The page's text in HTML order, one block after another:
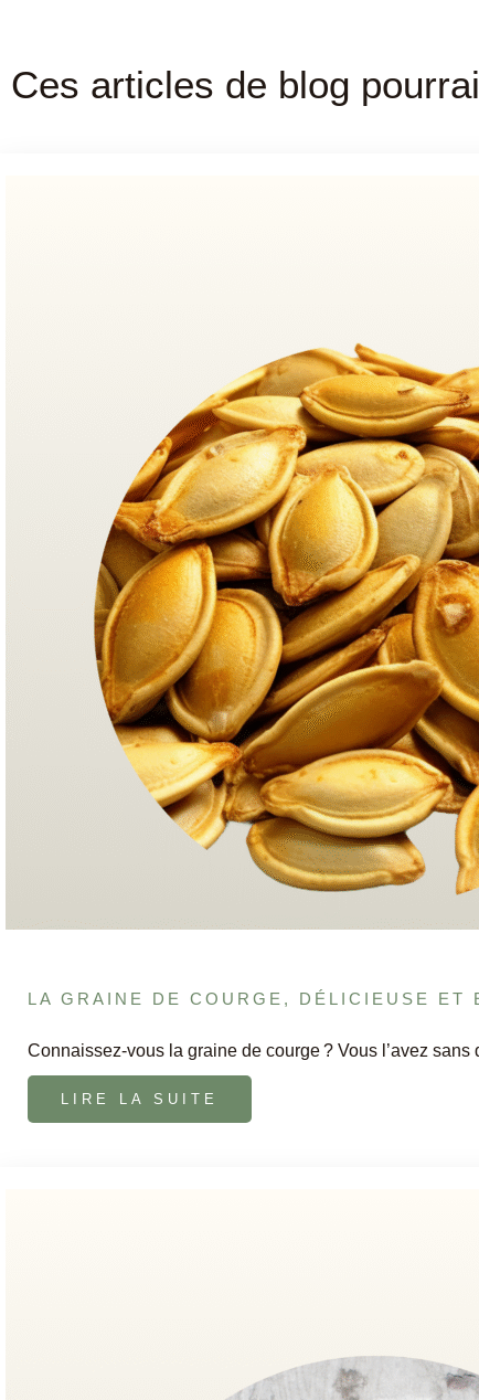
Ces articles de blog
LA GRAINE DE COURGE, DÉLICIEUSE ET
Connaissez-vous la graine de courge ? Vous l’avez
LIRE LA SUITE